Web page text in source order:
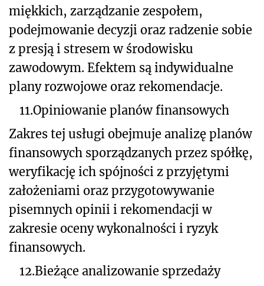
miękkich, zarządzanie zespołem,
podejmowanie decyzji oraz radzenie sobie
z presją i stresem w środowisku
zawodowym. Efektem są indywidualne
plany rozwojowe oraz rekomendacje.
11.Opiniowanie planów finansowych
Zakres tej usługi obejmuje analizę planów
finansowych sporządzanych przez spółkę,
weryfikację ich spójności z przyjętymi
założeniami oraz przygotowywanie
pisemnych opinii i rekomendacji w
zakresie oceny wykonalności i ryzyk
finansowych.
12.Bieżące analizowanie sprzedaży